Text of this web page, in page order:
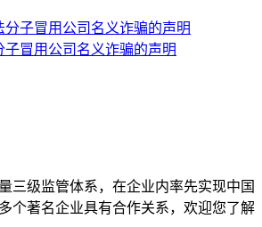
子冒用公司名义诈骗的声明
三级监管体系，在企业内率先实现中国
个著名企业具有合作关系，欢迎您了解